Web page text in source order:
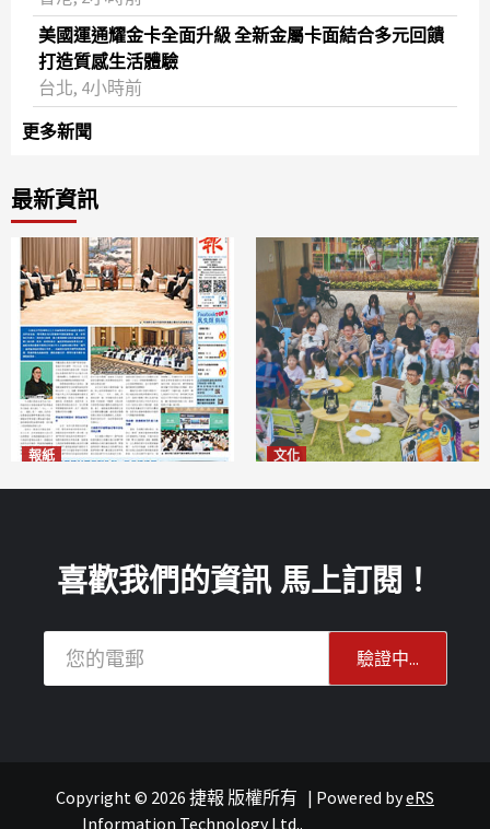
美國運通耀金卡全面升級 全新金屬卡面結合多元回饋
打造質感生活體驗
台北, 4小時前
更多新聞
最新資訊
報紙 文化
旅遊
喜歡我們的資訊 馬上訂閱！
Copyright © 2026 捷報 版權所有 | Powered byeRS
Information Technology Ltd..